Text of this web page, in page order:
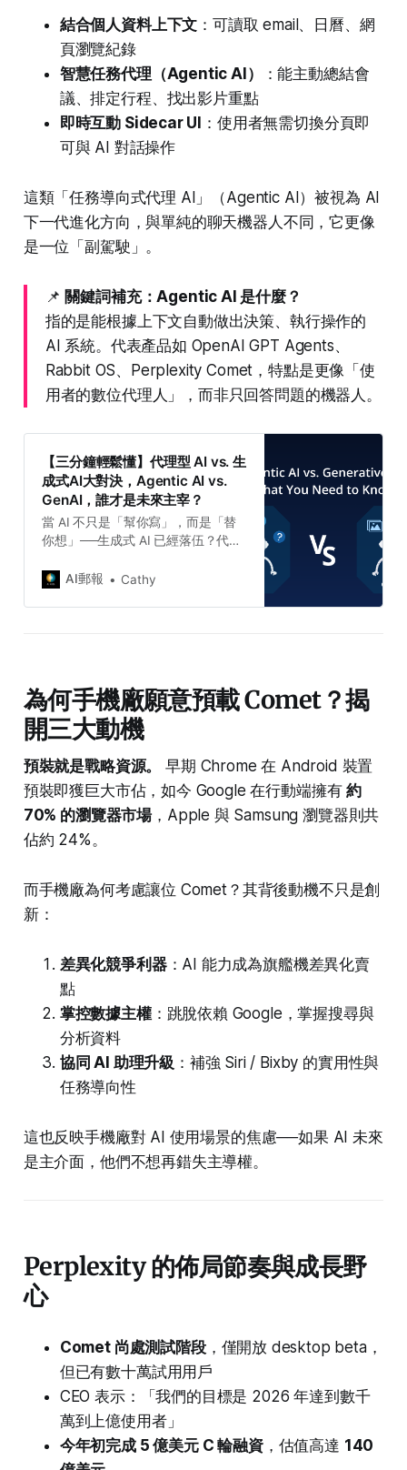
結合個人資料上下文 ：可讀取 email、日曆、網
頁瀏覽紀錄
智慧任務代理（Agentic AI）
：能主動總結會
議、排定行程、找出影片重點
即時互動 Sidecar UI
：使用者無需切換分頁即
可與 AI 對話操作
這類「任務導向式代理 AI」（Agentic AI）被視為 AI
下一代進化方向，與單純的聊天機器人不同，它更像
是一位「副駕駛」。
📌 關鍵詞補充：Agentic AI 是什麼？
指的是能根據上下文自動做出決策、執行操作的
AI 系統。代表產品如 OpenAI GPT Agents、
Rabbit OS、Perplexity Comet，特點是更像「使
用者的數位代理人」，而非只回答問題的機器人。
【三分鐘輕鬆懂】代理型 AI vs. 生
成式AI大對決，Agentic AI vs.
GenAI，誰才是未來主宰？
當 AI 不只是「幫你寫」，而是「替
你想」──生成式 AI 已經落伍？代理
天機器人到自動決策者，AI 正從工具
AI郵報 Cathy
為何手機廠願意預載 Comet？揭
開三大動機
預裝就是戰略資源。
早期 Chrome 在 Android 裝置
預裝即獲巨大市佔，如今 Google 在行動端擁有約
70% 的瀏覽器市場，Apple 與 Samsung 瀏覽器則共
佔約 24%。
而手機廠為何考慮讓位 Comet？其背後動機不只是創
新：
差異化競爭利器：AI 能力成為旗艦機差異化賣
點
掌控數據主權：跳脫依賴 Google，掌握搜尋與
分析資料
協同 AI 助理升級 ：補強 Siri / Bixby 的實用性與
任務導向性
這也反映手機廠對 AI 使用場景的焦慮──如果 AI 未來
是主介面，他們不想再錯失主導權。
Perplexity 的佈局節奏與成長野
心
Comet 尚處測試階段，僅開放 desktop beta，
但已有數十萬試用用戶
CEO 表示：「我們的目標是 2026 年達到數千
萬到上億使用者」
今年初完成 5 億美元 C 輪融資，估值高達 140